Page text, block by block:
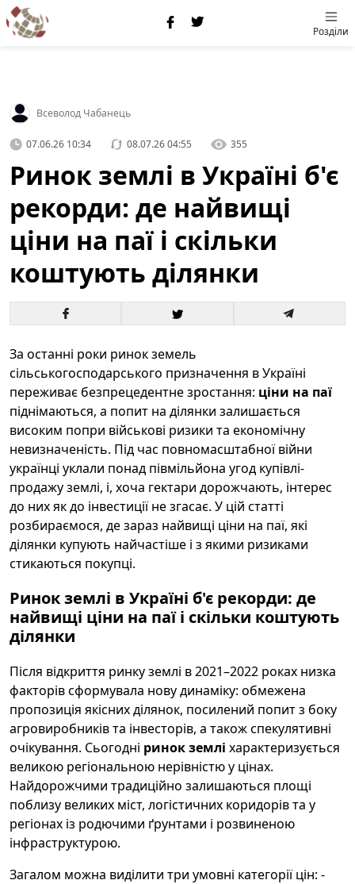
Розділи
Всеволод Чабанець
07.06.26 10:34 08.07.26 04:55 355
Ринок землі в Україні б'є
рекорди: де найвищі
ціни на паї і скільки
коштують ділянки
За останні роки ринок земель
сільськогосподарського призначення в Україні
переживає безпрецедентне зростання: ціни на паї
піднімаються, а попит на ділянки залишається
високим попри військові ризики та економічну
невизначеність. Під час повномасштабної війни
українці уклали понад півмільйона угод купівлі-
продажу землі, і, хоча гектари дорожчають, інтерес
до них як до інвестиції не згасає. У цій статті
розбираємося, де зараз найвищі ціни на паї, які
ділянки купують найчастіше і з якими ризиками
стикаються покупці.
Ринок землі в Україні б'є рекорди: де
найвищі ціни на паї і скільки коштують
ділянки
Після відкриття ринку землі в 2021–2022 роках низка
факторів сформувала нову динаміку: обмежена
пропозиція якісних ділянок, посилений попит з боку
агровиробників та інвесторів, а також спекулятивні
очікування. Сьогодні ринок землі характеризується
великою регіональною нерівністю у цінах.
Найдорожчими традиційно залишаються площі
поблизу великих міст, логістичних коридорів та у
регіонах із родючими ґрунтами і розвиненою
інфраструктурою.
Загалом можна виділити три умовні категорії цін: -